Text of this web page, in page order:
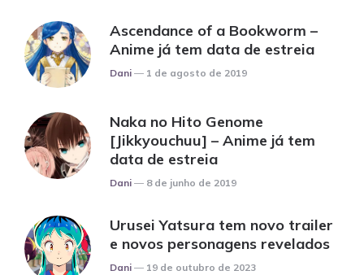
Ascendance of a Bookworm –
Anime já tem data de estreia
Posted
Dani 1 de agosto de 2019
Naka no Hito Genome
[Jikkyouchuu] – Anime já tem
data de estreia
Posted
Dani 8 de junho de 2019
Urusei Yatsura tem novo trailer
e novos personagens revelados
Posted
Dani 19 de outubro de 2023